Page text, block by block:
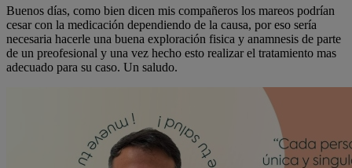
Buenos días, como bien dicen mis compañeros los mareos podrían
cesar con la medicación dependiendo de la causa, por eso sería
necesaria hacerle una buena exploración fisica y anamnesis de parte
de un preofesional y una vez hecho esto realizar el tratamiento mas
adecuado para su caso. Un saludo.